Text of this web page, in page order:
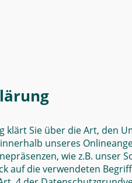
klärt Sie über die Art, den
unseres
wie z.B. unser
auf die verwendeten